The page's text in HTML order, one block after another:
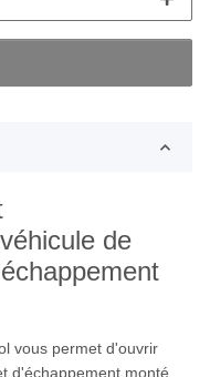
de
vous permet d'ouvrir
d'échappement monté